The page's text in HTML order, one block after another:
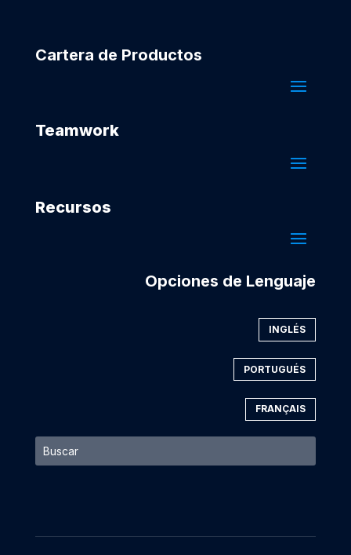
Cartera de Productos
Teamwork
Recursos
Opciones de Lenguaje
INGLÉS
PORTUGUÉS
FRANÇAIS